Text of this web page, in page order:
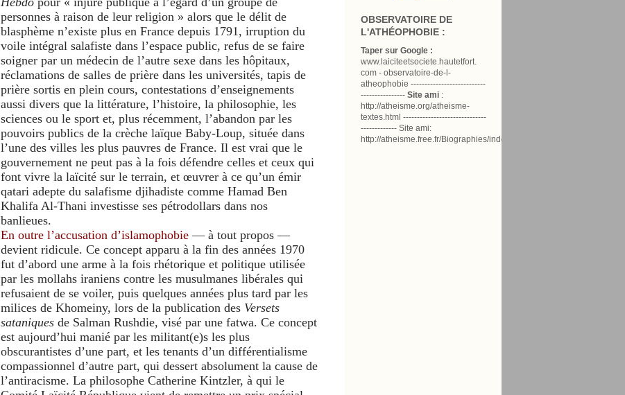
OBSERVATOIRE DE
L'ATHÉOPHOBIE :
Taper sur Google :
www.laiciteetsociete.hautetfort.
com - observatoire-de-l-
atheophobie ---------------------------
---------------- Site ami :
http://atheisme.org/atheisme-
textes.html ------------------------------
------------- Site ami:
http://atheisme.free.fr/Biographies/index.html
personnes à raison de leur religion » alors que le délit de
blasphème n’existe plus en France depuis 1791, irruption du
voile intégral salafiste dans l’espace public, refus de se faire
soigner par un médecin de l’autre sexe dans les hôpitaux,
réclamations de salles de prière dans les universités, tapis de
prière sortis en plein cours, contestations d’enseignements
aussi divers que la littérature, l’histoire, la philosophie, les
sciences ou le sport et, plus récemment, l’abandon par les
pouvoirs publics de la crèche laïque Baby-Loup, située dans
l’une des villes les plus pauvres de France. Il est vrai que le
gouvernement ne peut pas à la fois défendre celles et ceux qui
font vivre la laïcité sur le terrain, et œuvrer à ce qu’un émir
qatari adepte du salafisme djihadiste comme Hamad Ben
Khalifa Al-Thani investisse ses pétrodollars dans nos
banlieues.
En outre l’accusation d’islamophobie — à tout propos —
devient ridicule. Ce concept apparu à la fin des années 1970
fut d’abord une arme à la fois rhétorique et politique utilisée
par les mollahs iraniens contre les musulmanes libérales qui
refusaient de se voiler, puis quelques années plus tard par les
milices de Khomeiny, lors de la publication des Versets
sataniques de Salman Rushdie, visé par une fatwa. Ce concept
est aujourd’hui manié par les militant(e)s les plus
obscurantistes d’une part, et les tenants d’un différentialisme
compassionnel d’autre part, qui dessert absolument la cause de
l’antiracisme. La philosophe Catherine Kintzler, à qui le